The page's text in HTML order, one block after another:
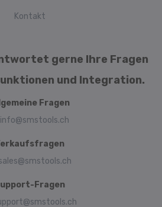
Kontakt
gerne Ihre Fragen
und Integration.
Fragen
info@smstools.ch
Fragen